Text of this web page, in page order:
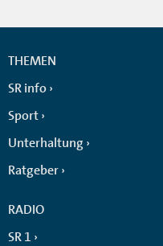
THEMEN
SR info
Sport
Unterhaltung
Ratgeber
RADIO
SR 1